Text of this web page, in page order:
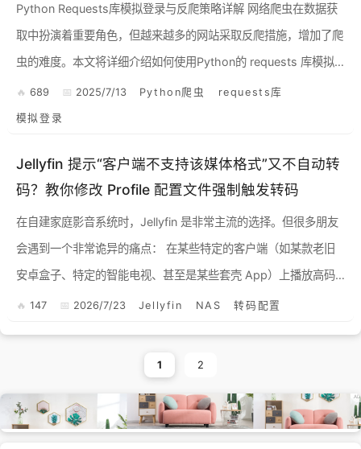
Python Requests库模拟登录与反爬策略详解 网络爬虫在数据获
取中扮演着重要角色，但越来越多的网站采取反爬措施，增加了爬
虫的难度。本文将详细介绍如何使用Python的 requests 库模拟
登录网站，保持登录状态，并有效应...
689 2025/7/13 Python爬虫 requests库
模拟登录
Jellyfin 提示“客户端不支持该媒体格式”又不自动转
码？教你修改 Profile 配置文件强制触发转码
在自建家庭影音系统时，Jellyfin 是非常主流的选择。但很多朋友
会遇到一个非常诡异的痛点： 在某些特定的客户端（如某款老旧
安卓盒子、特定的智能电视、甚至是某些套壳 App）上播放高码
率或特定编码（如 HEVC/H.265、DTS ...
147 2026/7/23 Jellyfin NAS 转码配置
1 2